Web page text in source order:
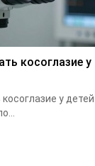
косоглазие у
у детей